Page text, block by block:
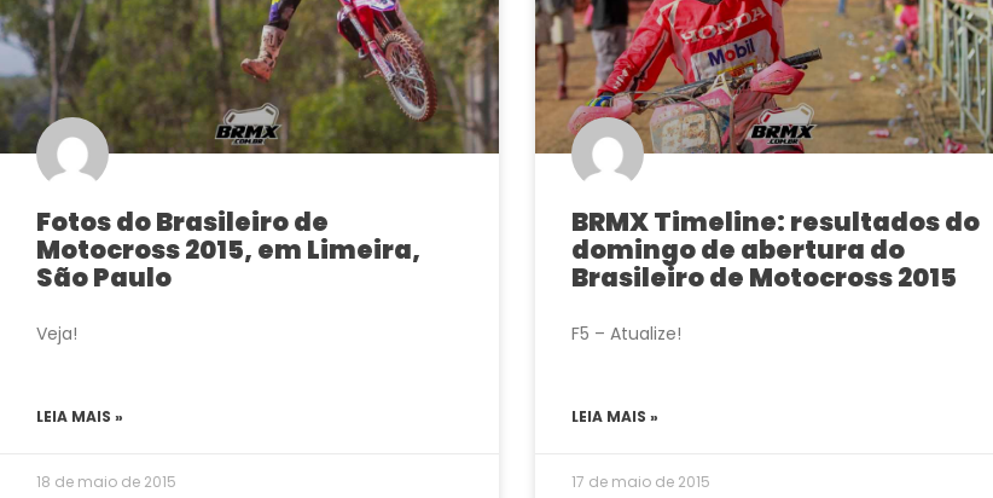
Fotos do Brasileiro de
Motocross 2015, em Limeira,
São Paulo
Veja!
LEIA MAIS »
18 de maio de 2015
BRMX Timeline: resultados do
domingo de abertura do
Brasileiro de Motocross 2015
F5 – Atualize!
LEIA MAIS »
17 de maio de 2015